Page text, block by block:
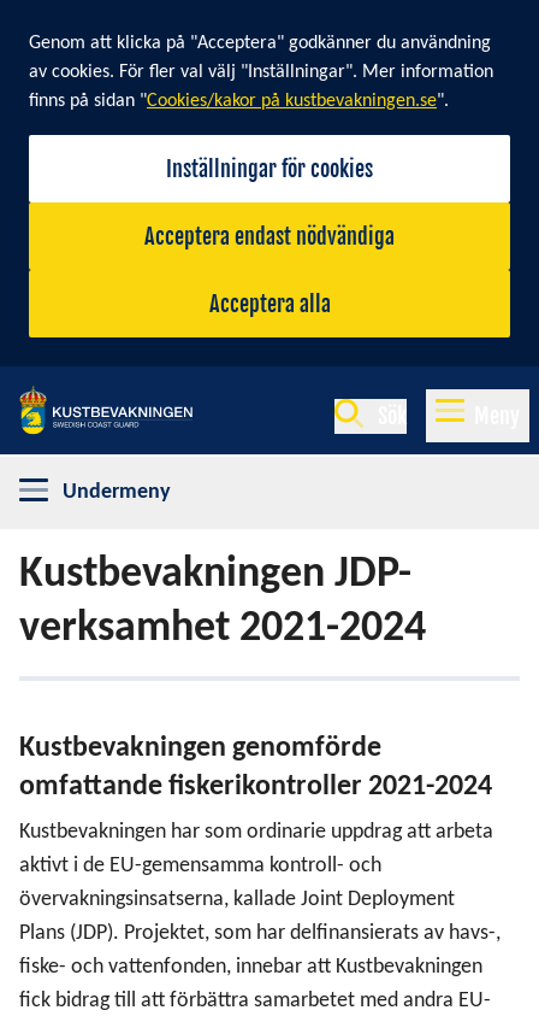
Cookie banner
Genom att klicka på "Acceptera" godkänner du användning
av cookies. För fler val välj "Inställningar". Mer information
finns på sidan "Cookies/kakor på kustbevakningen.se".
Inställningar för cookies
Acceptera endast nödvändiga
Acceptera alla
Undermeny
Kustbevakningen JDP-
verksamhet 2021-2024
Kustbevakningen genomförde
omfattande fiskerikontroller 2021-2024
Kustbevakningen har som ordinarie uppdrag att arbeta
aktivt i de EU-gemensamma kontroll- och
övervakningsinsatserna, kallade Joint Deployment
Plans (JDP). Projektet, som har delfinansierats av havs-,
fiske- och vattenfonden, innebar att Kustbevakningen
fick bidrag till att förbättra samarbetet med andra EU-